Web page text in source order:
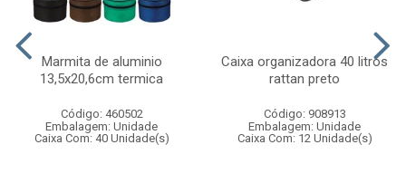
Marmita de aluminio
13,5x20,6cm termica
Código: 460502
Embalagem: Unidade
Caixa Com: 40 Unidade(s)
Caixa organizadora 40 litros
rattan preto
Código: 908913
Embalagem: Unidade
Caixa Com: 12 Unidade(s)